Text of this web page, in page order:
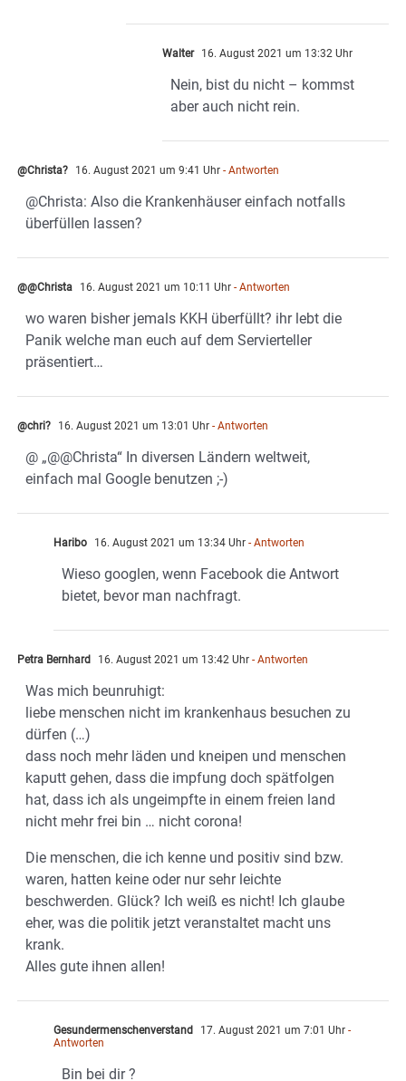
Walter 16. August 2021 um 13:32 Uhr
Nein, bist du nicht – kommst
aber auch nicht rein.
@Christa? 16. August 2021 um 9:41 Uhr - Antworten
@Christa: Also die Krankenhäuser einfach notfalls
überfüllen lassen?
@@Christa 16. August 2021 um 10:11 Uhr - Antworten
wo waren bisher jemals KKH überfüllt? ihr lebt die
Panik welche man euch auf dem Servierteller
präsentiert…
@chri? 16. August 2021 um 13:01 Uhr - Antworten
@ „@@Christa“ In diversen Ländern weltweit,
einfach mal Google benutzen ;-)
Haribo 16. August 2021 um 13:34 Uhr - Antworten
Wieso googlen, wenn Facebook die Antwort
bietet, bevor man nachfragt.
Petra Bernhard 16. August 2021 um 13:42 Uhr - Antworten
Was mich beunruhigt:
liebe menschen nicht im krankenhaus besuchen zu
dürfen (…)
dass noch mehr läden und kneipen und menschen
kaputt gehen, dass die impfung doch spätfolgen
hat, dass ich als ungeimpfte in einem freien land
nicht mehr frei bin … nicht corona!
Die menschen, die ich kenne und positiv sind bzw.
waren, hatten keine oder nur sehr leichte
beschwerden. Glück? Ich weiß es nicht! Ich glaube
eher, was die politik jetzt veranstaltet macht uns
krank.
Alles gute ihnen allen!
Gesundermenschenverstand 17. August 2021 um 7:01 Uhr -
Antworten
Bin bei dir ?